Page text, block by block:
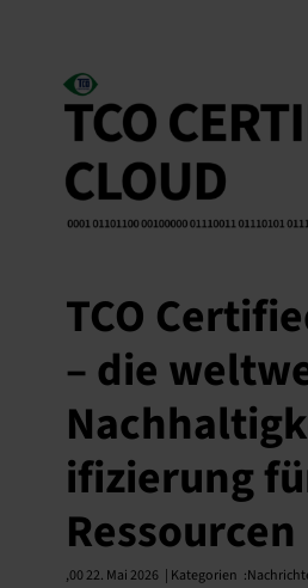
TCO
– die
ifizierung
Ressourcen
,00 22. Mai 2026 | Kategorien :